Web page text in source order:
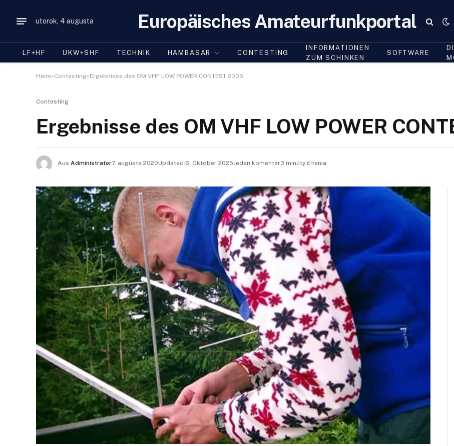
utorok, 4 augusta Europäisches Amateurfunkportal
LF+HF UKW+SHF TECHNIK HAMBASAR CONTESTING
INFORMATIONEN
ZUM SCHINKEN
SOFTWARE
Heim»Contesting»Ergebnisse des OM VHF LOW POWER CONTEST 2005
Contesting
Ergebnisse des OM VHF LOW POWER
Aus Administrator7. augusta 2020Updated:6. Oktober 2025Jeden komentár3 minúty čítania